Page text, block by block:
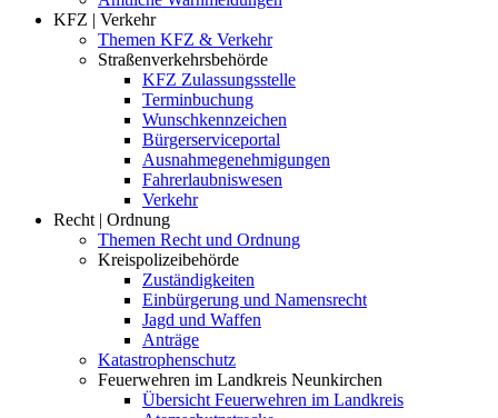
KFZ | Verkehr
Themen KFZ & Verkehr
Straßenverkehrsbehörde
KFZ Zulassungsstelle
Terminbuchung
Wunschkennzeichen
Bürgerserviceportal
Ausnahmegenehmigungen
Fahrerlaubniswesen
Verkehr
Recht | Ordnung
Themen Recht und Ordnung
Kreispolizeibehörde
Zuständigkeiten
Einbürgerung und Namensrecht
Jagd und Waffen
Anträge
Katastrophenschutz
Feuerwehren im Landkreis Neunkirchen
Übersicht Feuerwehren im Landkreis